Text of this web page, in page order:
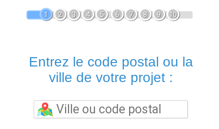
1 2 3 4 5 6 7 8 9 10
Entrez le code postal ou la
ville de votre projet :